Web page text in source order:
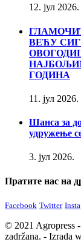
12. јул 2026.
ВЕЋУ
ГОДИНА
11. јул 2026.
Шанса за
удружење
3. јул 2026.
Пратите нас на
Facebook Twitter
© 2021 Agropress
zadržana. - Izrada